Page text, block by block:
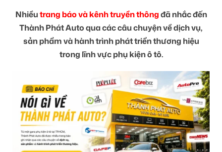
Nhiềutrang báo và kênh truyền thôngđã nhắc đến
Thành Phát Auto qua các câu chuyện về dịch vụ,
sản phẩm và hành trình phát triển thương hiệu
trong lĩnh vực phụ kiện ô tô.